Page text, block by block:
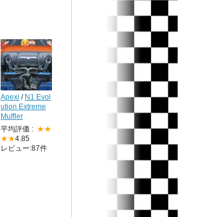
Apexi / N1 Evol
ution Extreme
Muffler
平均評価 : ★★
★★4.85
レビュー:87件